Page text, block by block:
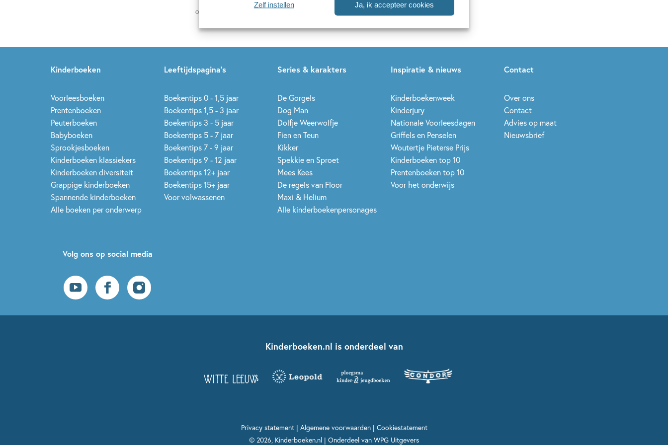
Ja, ik accepteer cookies
Zelf instellen
Op onze nieuwsbrieven is het van toepassing.
Kinderboeken
Voorleesboeken
Prentenboeken
Peuterboeken
Babyboeken
Sprookjesboeken
Kinderboeken klassiekers
Kinderboeken diversiteit
Grappige kinderboeken
Spannende kinderboeken
Alle boeken per onderwerp
Leeftijdspagina’s
Boekentips 0 - 1,5 jaar
Boekentips 1,5 - 3 jaar
Boekentips 3 - 5 jaar
Boekentips 5 - 7 jaar
Boekentips 7 - 9 jaar
Boekentips 9 - 12 jaar
Boekentips 12+ jaar
Boekentips 15+ jaar
Voor volwassenen
Series & karakters
De Gorgels
Dog Man
Dolfje Weerwolfje
Fien en Teun
Kikker
Spekkie en Sproet
Mees Kees
De regels van Floor
Maxi & Helium
Alle kinderboekenpersonages
Inspiratie & nieuws
Kinderboekenweek
Kinderjury
Nationale Voorleesdagen
Griffels en Penselen
Woutertje Pieterse Prijs
Kinderboeken top 10
Prentenboeken top 10
Voor het onderwijs
Contact
Over ons
Contact
Advies op maat
Nieuwsbrief
Volg ons op social media
Kinderboeken.nl is onderdeel van
Privacy statement| Algemene voorwaarden| Cookiestatement
© 2026, Kinderboeken.nl | Onderdeel van WPG Uitgevers